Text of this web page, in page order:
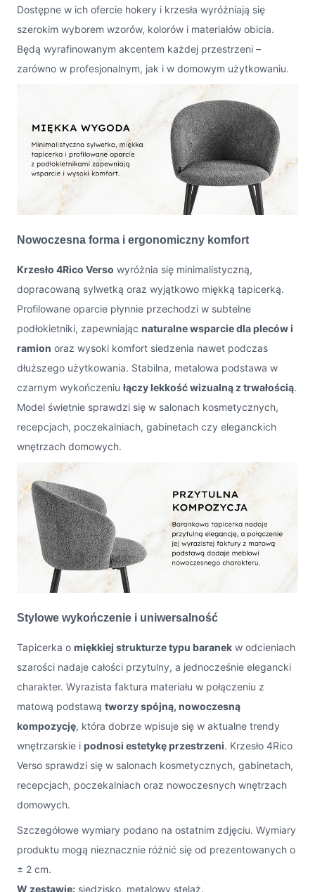
Dostępne w ich ofercie hokery i krzesła wyróżniają się
szerokim wyborem wzorów, kolorów i materiałów obicia.
Będą wyrafinowanym akcentem każdej przestrzeni –
zarówno w profesjonalnym, jak i w domowym użytkowaniu.
Nowoczesna forma i ergonomiczny komfort
Krzesło 4Rico Verso wyróżnia się minimalistyczną,
dopracowaną sylwetką oraz wyjątkowo miękką tapicerką.
Profilowane oparcie płynnie przechodzi w subtelne
podłokietniki, zapewniając naturalne wsparcie dla pleców i
ramion oraz wysoki komfort siedzenia nawet podczas
dłuższego użytkowania. Stabilna, metalowa podstawa w
czarnym wykończeniu łączy lekkość wizualną z trwałością.
Model świetnie sprawdzi się w salonach kosmetycznych,
recepcjach, poczekalniach, gabinetach czy eleganckich
wnętrzach domowych.
Stylowe wykończenie i uniwersalność
Tapicerka o miękkiej strukturze typu baranek w odcieniach
szarości nadaje całości przytulny, a jednocześnie elegancki
charakter. Wyrazista faktura materiału w połączeniu z
matową podstawą tworzy spójną, nowoczesną
kompozycję, która dobrze wpisuje się w aktualne trendy
wnętrzarskie i podnosi estetykę przestrzeni. Krzesło 4Rico
Verso sprawdzi się w salonach kosmetycznych, gabinetach,
recepcjach, poczekalniach oraz nowoczesnych wnętrzach
domowych.
Szczegółowe wymiary podano na ostatnim zdjęciu. Wymiary
produktu mogą nieznacznie różnić się od prezentowanych o
± 2 cm.
W zestawie: siedzisko, metalowy stelaż.